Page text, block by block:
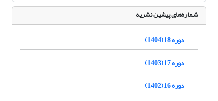
شماره‌های پیشین نشریه
دوره 18 (1404)
دوره 17 (1403)
دوره 16 (1402)